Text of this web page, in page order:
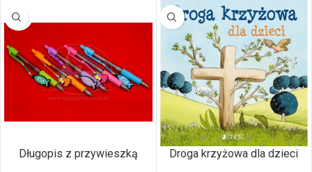
BRAK
Długopis z przywieszką Droga krzyżowa dla dzieci